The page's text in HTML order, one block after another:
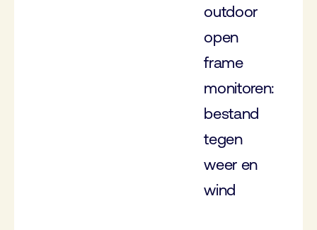
outdoor
open
frame
monitoren:
bestand
tegen
weer en
wind